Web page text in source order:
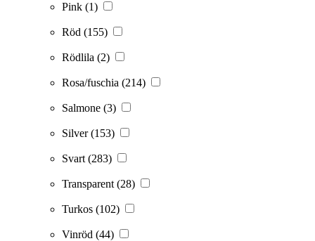
Pink (1)
Röd (155)
Rödlila (2)
Rosa/fuschia (214)
Salmone (3)
Silver(153)
Svart (283)
Transparent (28)
Turkos (102)
Vinröd (44)